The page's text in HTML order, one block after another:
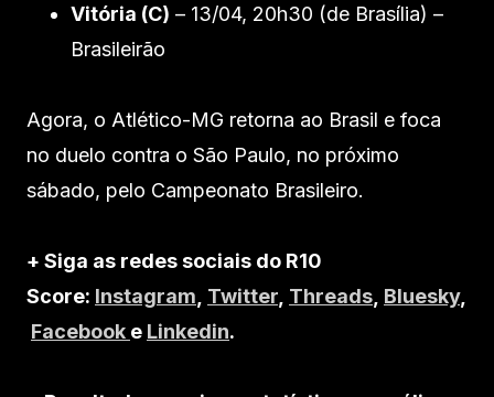
Vitória (C) – 13/04, 20h30 (de Brasília) –
Brasileirão
Agora, o Atlético-MG retorna ao Brasil e foca
no duelo contra o São Paulo, no próximo
sábado, pelo Campeonato Brasileiro.
+ Siga as redes sociais do R10
Score: Instagram Twitter Threads Bluesky,
Facebook e Linkedin.